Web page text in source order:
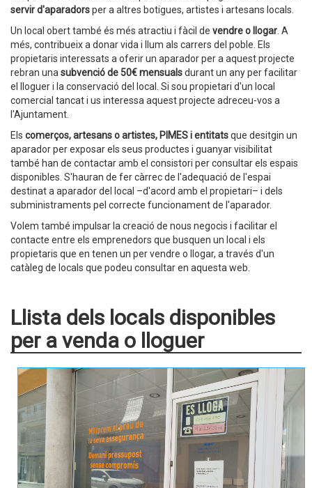
servir d'aparadorsper a altres botigues, artistes i artesans locals.
Un local obert també és més atractiu i fàcil de vendre o llogar . A
més, contribueix a donar vida i llum als carrers del poble. Els
propietaris interessats a oferir un aparador per a aquest projecte
rebran una subvenció de 50€ mensualsdurant un any per facilitar
el lloguer i la conservació del local. Si sou propietari d'un local
comercial tancat i us interessa aquest projecte adreceu-vos a
l'Ajuntament.
Els comerços, artesans o artistes, PIMES i entitatsque desitgin un
aparador per exposar els seus productes i guanyar visibilitat
també han de contactar amb el consistori per consultar els espais
disponibles. S'hauran de fer càrrec de l'adequació de l'espai
destinat a aparador del local –d'acord amb el propietari– i dels
subministraments pel correcte funcionament de l'aparador.
Volem també impulsar la creació de nous negocis i facilitar el
contacte entre els emprenedors que busquen un local i els
propietaris que en tenen un per vendre o llogar, a través d'un
catàleg de locals que podeu consultar en aquesta web.
Llista dels locals disponibles
per a venda o lloguer